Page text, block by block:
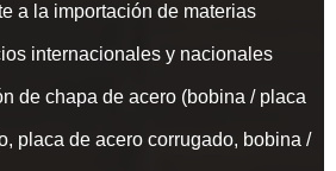
a la importación de materias
internacionales y nacionales
de chapa de acero (bobina / placa
placa de acero corrugado, bobina /